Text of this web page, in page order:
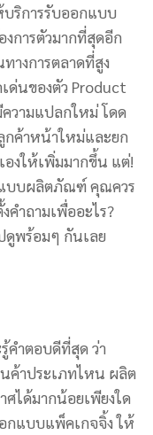
ริการรับออกแบบ
การตัวมากที่สุดอีก
างการตลาดที่สูง
ด่นของตัว Product
ามแปลกใหม่ โดด
กค้าหน้าใหม่และยก
งให้เพิ่มมากขึ้น แต่!
บบผลิตภัณฑ์ คุณควร
คำถามเพื่ออะไร?
ดูพร้อมๆ กันเลย
ำตอบดีที่สุด ว่า
ค้าประเภทไหน ผลิต
ได้มากน้อยเพียงใด
กแบบแพ็คเกจจิ้ง ให้